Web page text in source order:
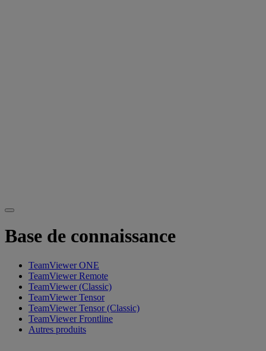
Base de connaissance
TeamViewer ONE
TeamViewer Remote
TeamViewer (Classic)
TeamViewer Tensor
TeamViewer Tensor (Classic)
TeamViewer Frontline
Autres produits